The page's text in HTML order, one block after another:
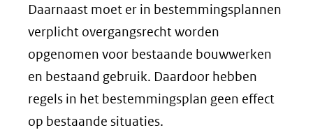
Daarnaast moet er in bestemmingsplannen
verplicht overgangsrecht worden
opgenomen voor bestaande bouwwerken
en bestaand gebruik. Daardoor hebben
regels in het bestemmingsplan geen effect
op bestaande situaties.